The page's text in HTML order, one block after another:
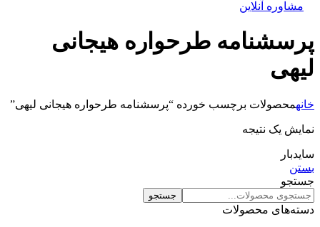
مشاوره آنلاین
پرسشنامه طرحواره هیجانی
لیهی
خانهمحصولات برچسب خورده “پرسشنامه طرحواره هیجانی لیهی”
نمایش یک نتیجه
سایدبار
بستن
جستجو
جستجو
دسته‌های محصولات